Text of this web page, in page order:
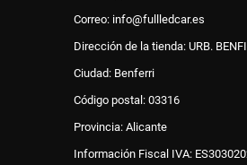
Correo: info@fullledcar.es
Dirección de la tienda: URB.
Ciudad: Benferri
Código postal: 03316
Provincia: Alicante
Información Fiscal IVA: